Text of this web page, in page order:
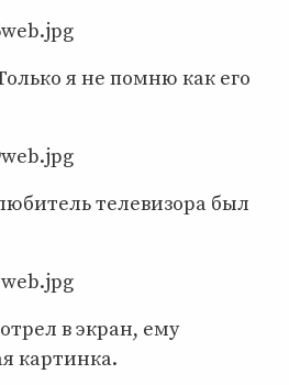
я не помню как его
телевизора был
в экран, ему
картинка.